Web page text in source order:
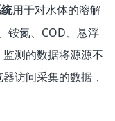
用于对水体的溶解
铵氮、COD、悬浮
测的数据将源源不
访问采集的数据，